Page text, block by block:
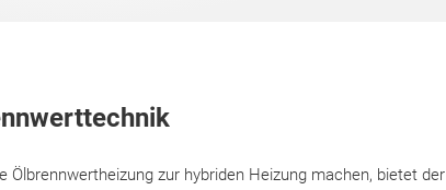
zur hybriden Heizung machen, bietet der